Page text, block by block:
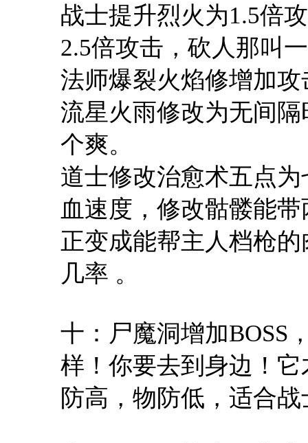
战士提升烈火为1.5倍
2.5倍攻击，砍人那叫
法师爆裂火焰修增加
流星火雨修改为无间
个爽。
道士修改治愈术五点
血速度，修改骷髅能
正变成能帮主人档枪
几率 。
十：尸魔洞增加BOSS
样！你要去到身边！
防高，物防低，适合